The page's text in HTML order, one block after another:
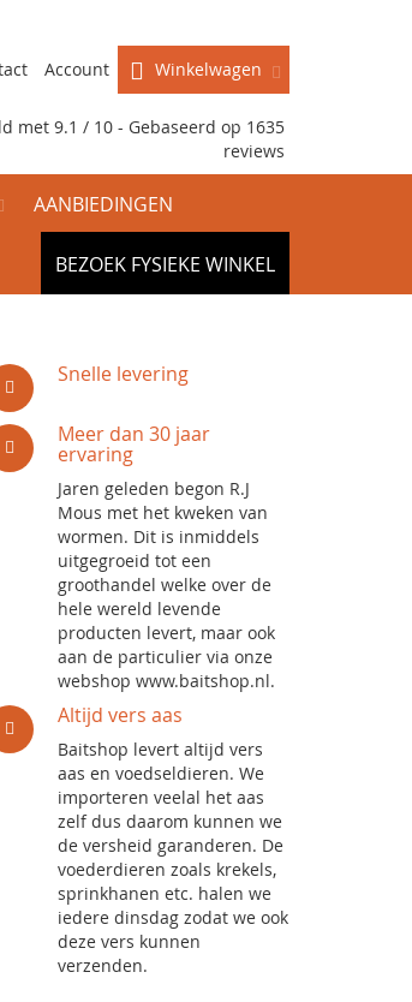
Winkelwagen
Account
met 9.1 / 10 - Gebaseerd op 1635
reviews
AANBIEDINGEN
BEZOEK FYSIEKE WINKEL
Snelle levering
Meer dan 30 jaar
ervaring
Jaren geleden begon R.J
Mous met het kweken van
wormen. Dit is inmiddels
uitgegroeid tot een
groothandel welke over de
hele wereld levende
producten levert, maar ook
aan de particulier via onze
webshop www.baitshop.nl.
Altijd vers aas
Baitshop levert altijd vers
aas en voedseldieren. We
importeren veelal het aas
zelf dus daarom kunnen we
de versheid garanderen. De
voederdieren zoals krekels,
sprinkhanen etc. halen we
iedere dinsdag zodat we ook
deze vers kunnen
verzenden.